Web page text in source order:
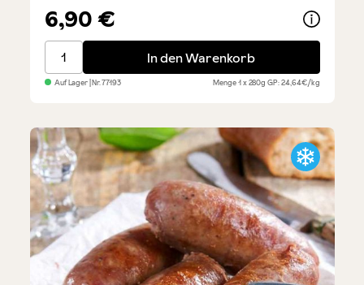
Durchschnittliche Bewertung von 4.7 von 5 Sternen
6,90 €
Salsiccia mit Peperoncino - 4 Stück
In den Warenkorb
Auf Lager| Nr.77193 Menge1 x 280gGP: 24,64€/kg